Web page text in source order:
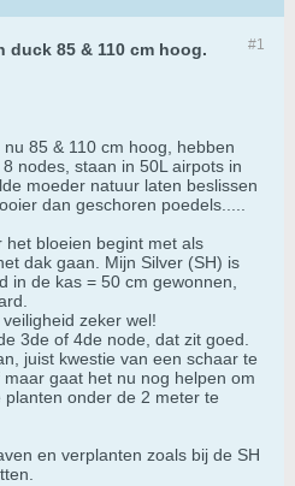
#1
85 & 110 cm hoog.
85 & 110 cm hoog, hebben
nodes, staan in 50L airpots in
moeder natuur laten beslissen
dan geschoren poedels.....
het bloeien begint met als
dak gaan. Mijn Silver (SH) is
in de kas = 50 cm gewonnen,
zeker wel!
3de of 4de node, dat zit goed.
juist kwestie van een schaar te
gaat het nu nog helpen om
onder de 2 meter te
en verplanten zoals bij de SH